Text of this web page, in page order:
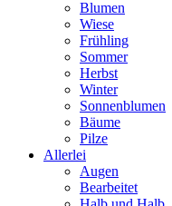
Blumen
Wiese
Frühling
Sommer
Herbst
Winter
Sonnenblumen
Bäume
Pilze
Allerlei
Augen
Bearbeitet